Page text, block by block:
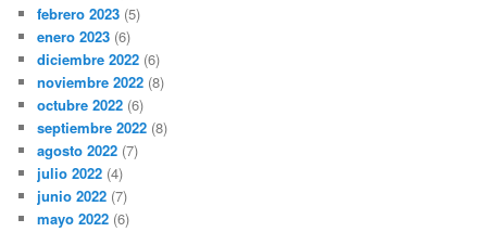
febrero 2023 (5)
enero 2023 (6)
diciembre 2022 (6)
noviembre 2022 (8)
octubre 2022 (6)
septiembre 2022 (8)
agosto 2022 (7)
julio 2022 (4)
junio 2022 (7)
mayo 2022 (6)